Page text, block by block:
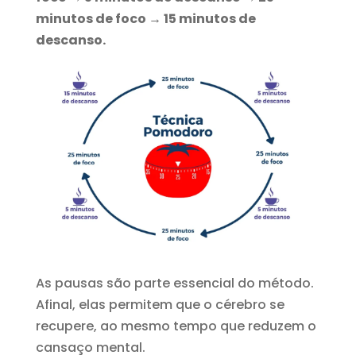
minutos de foco → 15 minutos de
descanso.
As pausas são parte essencial do método.
Afinal, elas permitem que o cérebro se
recupere, ao mesmo tempo que reduzem o
cansaço mental.